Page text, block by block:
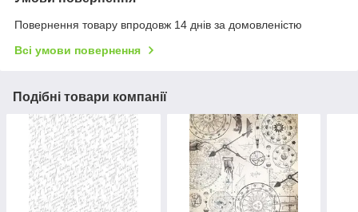
Повернення товару впродовж 14 днів за домовленістю
Всі умови повернення
Подібні товари компанії